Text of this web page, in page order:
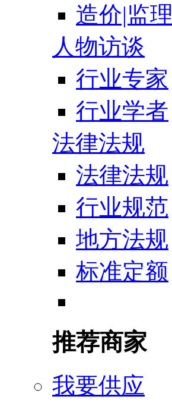
造价|监理
人物访谈
行业专家
行业学者
法律法规
法律法规
行业规范
地方法规
标准定额
推荐商家
我要供应